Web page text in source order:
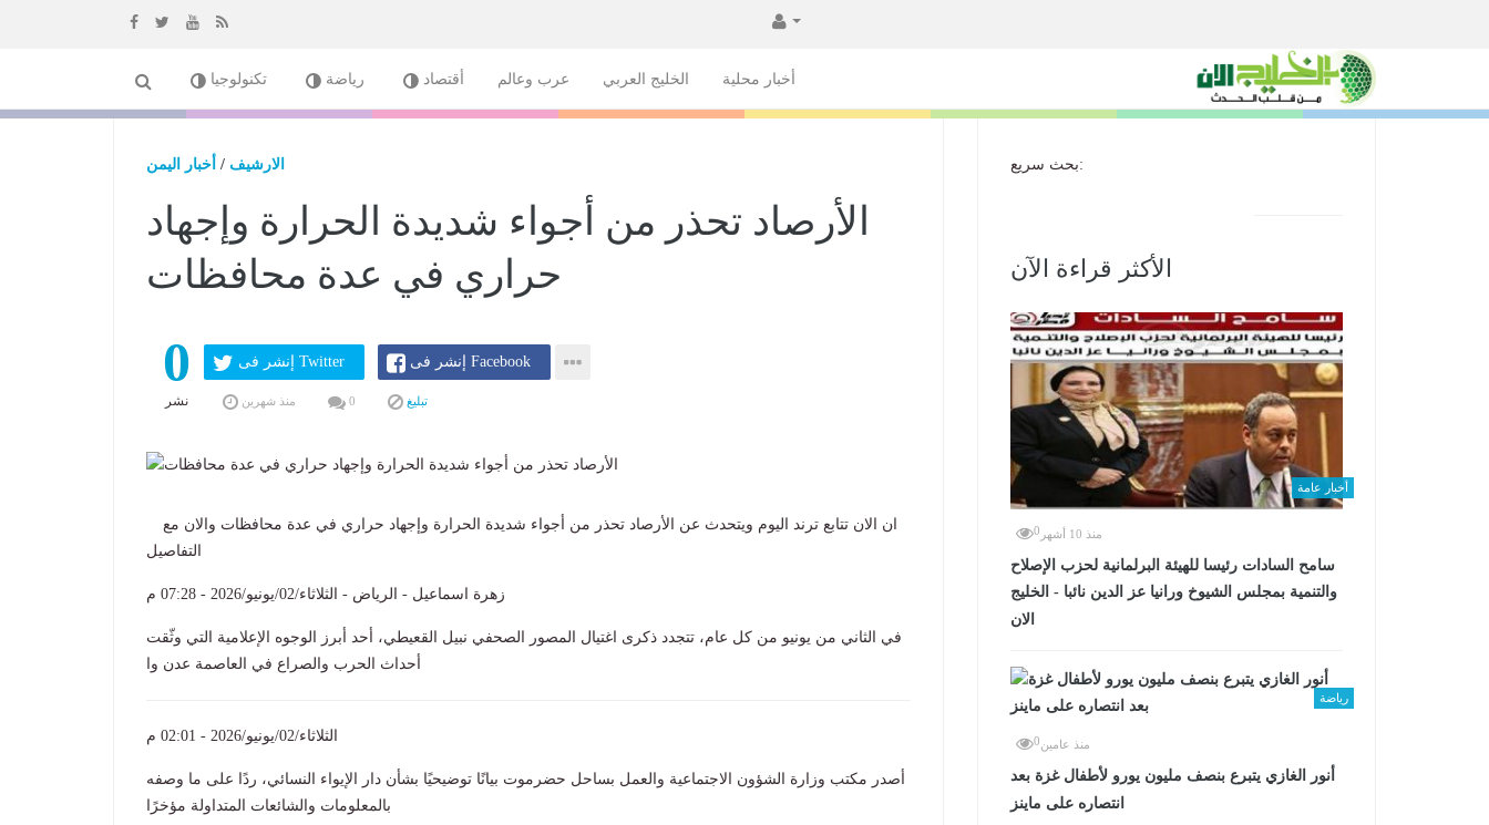
المحتوى
أخبار محلية الخليج العربي عرب وعالم أقتصاد رياضة تكنولوجيا
الارشيف / أخبار اليمن
الأرصاد تحذر من أجواء شديدة الحرارة وإجهاد
حراري في عدة محافظات
0
نشر
إنشر فى Twitter إنشر فى Facebook
منذ شهرين 0 تبليغ
ان الان تتابع ترند اليوم ويتحدث عن الأرصاد تحذر من أجواء شديدة الحرارة وإجهاد حراري في عدة محافظات والان مع
التفاصيل
زهرة اسماعيل - الرياض - الثلاثاء/02/يونيو/2026 - 07:28 م
في الثاني من يونيو من كل عام، تتجدد ذكرى اغتيال المصور الصحفي نبيل القعيطي، أحد أبرز الوجوه الإعلامية التي وثّقت
أحداث الحرب والصراع في العاصمة عدن وا
الثلاثاء/02/يونيو/2026 - 02:01 م
أصدر مكتب وزارة الشؤون الاجتماعية والعمل بساحل حضرموت بيانًا توضيحيًا بشأن دار الإيواء النسائي، ردًا على ما وصفه
بالمعلومات والشائعات المتداولة مؤخرًا
بحث سريع:
الأكثر قراءة الآن
أخبار عامة
منذ 10 أشهر 0
سامح السادات رئيسا للهيئة البرلمانية لحزب الإصلاح
والتنمية بمجلس الشيوخ ورانيا عز الدين نائبا - الخليج
الان
رياضة
منذ عامين0
أنور الغازي يتبرع بنصف مليون يورو لأطفال غزة بعد
انتصاره على ماينز